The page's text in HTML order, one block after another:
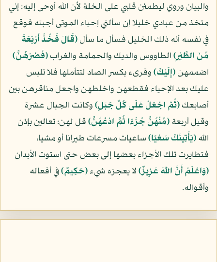
والبيان وروي ليطمئن قلبي على الخلة لأن الله أوحى إليه: إني
متخذ من عبادي خليلا إن سألني إحياء الموتى أجبته فوقع
في نفسه أنه ذلك الخليل فسأل ما سأل﴿قَالَ فَخُذْ أَرْبَعَةً
مِّنَ الطَّيْرِ﴾الطاووس والديك والحمامة والغراب﴿فَصُرْهُنَّ﴾
اضممهن﴿إِلَيْكَ﴾وقرىء بكسر الصاد لتتأملها فلا تلبس
عليك بعد الإحياء فقطعهن واخلطهن واجعل مناقرهن بين
أصابعك﴿ثُمَّ اجْعَلْ عَلَى كُلِّ جَبَلٍ﴾وكانت الجبال عشرة
وقيل أربعة﴿مِّنْهُنَّ جُزْءًا ثُمَّ ادْعُهُنَّ﴾قل لهن: تعالين بإذن
الله﴿يَأْتِينَكَ سَعْيًا﴾ساعيات مسرعات طيرانا أو مشيا،
فتطايرت تلك الأجزاء بعضها إلى بعض حتى استوت الأبدان
﴿وَاعْلَمْ أَنَّ اللّهَ عَزِيزٌ﴾لا يعجزه شيء﴿حَكِيمٌ﴾في أفعاله
وأقواله.